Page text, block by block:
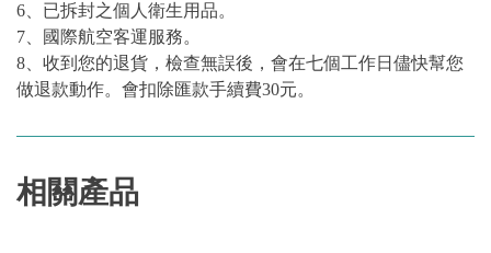
6、已拆封之個人衛生用品。
7、國際航空客運服務。
8、收到您的退貨，檢查無誤後，會在七個工作日儘快幫您
做退款動作。會扣除匯款手續費30元。
相關產品